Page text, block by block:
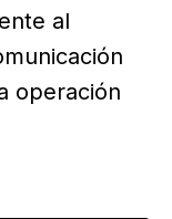
al
operación